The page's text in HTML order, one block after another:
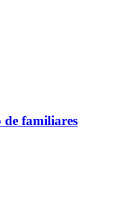
familiares